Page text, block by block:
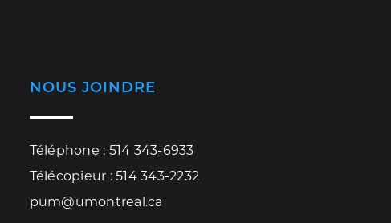
NOUS JOINDRE
Téléphone : 514 343-6933
Télécopieur : 514 343-2232
pum@umontreal.ca